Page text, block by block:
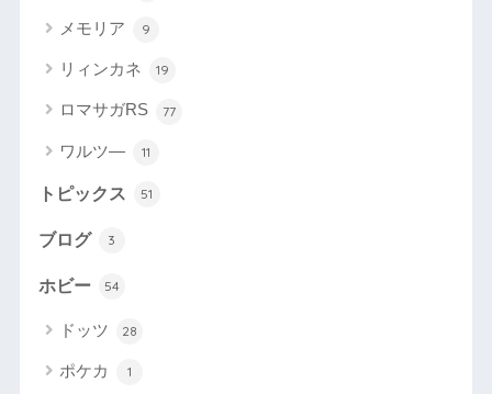
メモリア 9
リィンカネ 19
ロマサガRS 77
ワルツ― 11
トピックス 51
ブログ 3
ホビー 54
ドッツ 28
ポケカ 1